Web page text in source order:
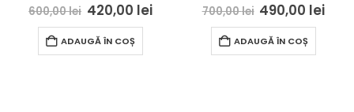
600,00lei 420,00 lei
ADAUGĂ ÎN COȘ
700,00lei 490,00 lei
ADAUGĂ ÎN COȘ